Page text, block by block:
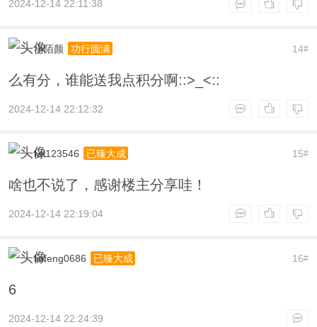
2024-12-14 22:11:38
14#
小陌颜 功行圆满
么有分，谁能送我点积分啊::>_<::
2024-12-14 22:12:32
15#
lwl123546 已臻大成
啥也不说了，感谢楼主分享哇！
2024-12-14 22:19:04
16#
liufeng0686 已臻大成
6
2024-12-14 22:24:39